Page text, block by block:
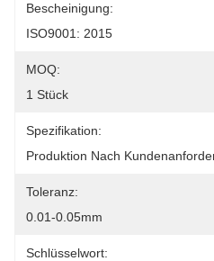
Bescheinigung:
ISO9001: 2015
MOQ:
1 Stück
Spezifikation:
Produktion Nach
Toleranz:
0.01-0.05mm
Schlüsselwort: